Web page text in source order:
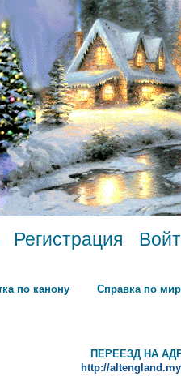
Регистрация
по канону Справка по
ПЕРЕЕЗД НА
http://